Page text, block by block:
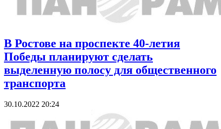
В Ростове на проспекте 40-летия
Победы планируют сделать
выделенную полосу для общественного
транспорта
30.10.2022 20:24